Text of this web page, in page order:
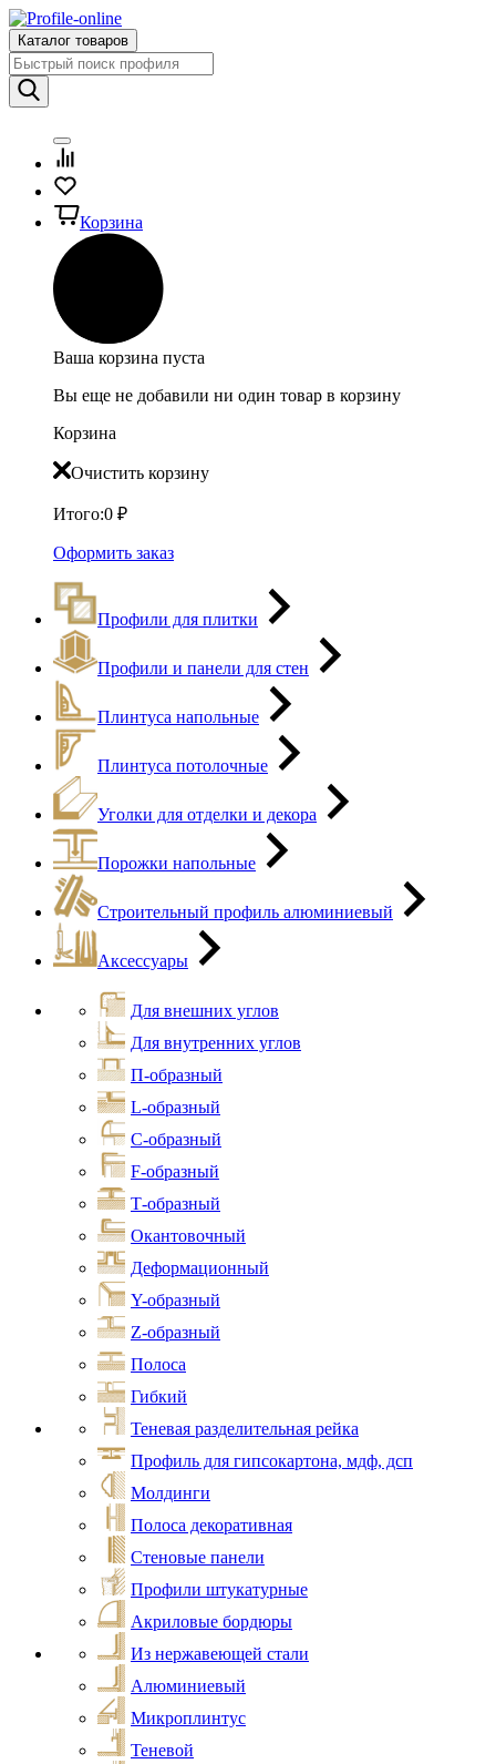
Каталог товаров
Корзина
Ваша корзина пуста
Вы еще не добавили ни один товар в корзину
Корзина
Очистить корзину
Итого:0 ₽
Оформить заказ
Профили для плитки
Профили и панели для стен
Плинтуса напольные
Плинтуса потолочные
Уголки для отделки и декора
Порожки напольные
Строительный профиль алюминиевый
Аксессуары
Для внешних углов
Для внутренних углов
П-образный
L-образный
С-образный
F-образный
Т-образный
Окантовочный
Деформационный
Y-образный
Z-образный
Полоса
Гибкий
Теневая разделительная рейка
Профиль для гипсокартона, мдф, дсп
Молдинги
Полоса декоративная
Стеновые панели
Профили штукатурные
Акриловые бордюры
Из нержавеющей стали
Алюминиевый
Микроплинтус
Теневой